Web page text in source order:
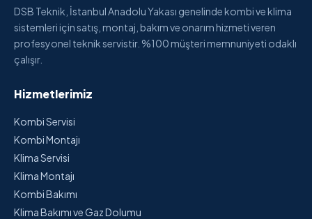
DSB Teknik, İstanbul Anadolu Yakası genelinde kombi ve klima
sistemleri için satış, montaj, bakım ve onarım hizmeti veren
profesyonel teknik servistir. %100 müşteri memnuniyeti odaklı
çalışır.
Hizmetlerimiz
Kombi Servisi
Kombi Montajı
Klima Servisi
Klima Montajı
Kombi Bakımı
Klima Bakımı ve Gaz Dolumu